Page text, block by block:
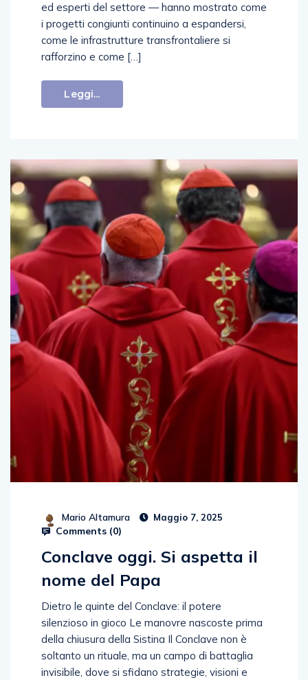
ed esperti del settore — hanno mostrato come
i progetti congiunti continuino a espandersi,
come le infrastrutture transfrontaliere si
rafforzino e come […]
Leggi...
Mario Altamura Maggio 7, 2025
Comments (0)
Conclave oggi. Si aspetta il
nome del Papa
Dietro le quinte del Conclave: il potere
silenzioso in gioco Le manovre nascoste prima
della chiusura della Sistina Il Conclave non è
soltanto un rituale, ma un campo di battaglia
invisibile, dove si sfidano strategie, visioni e